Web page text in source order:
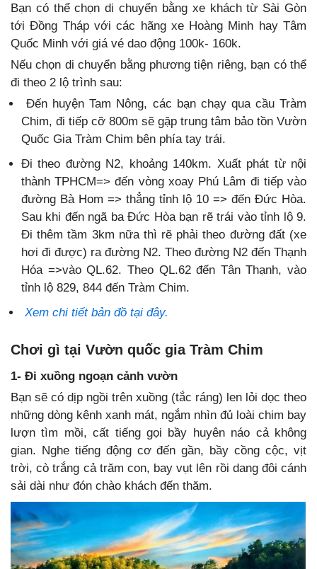
Bạn có thể chọn di chuyển bằng xe khách từ Sài Gòn
tới Đồng Tháp với các hãng xe Hoàng Minh hay Tâm
Quốc Minh với giá vé dao động 100k- 160k.
Nếu chọn di chuyển bằng phương tiện riêng, bạn có thể
đi theo 2 lộ trình sau:
Đến huyện Tam Nông, các bạn chạy qua cầu Tràm
Chim, đi tiếp cỡ 800m sẽ gặp trung tâm bảo tồn Vườn
Quốc Gia Tràm Chim bên phía tay trái.
Đi theo đường N2, khoảng 140km. Xuất phát từ nội
thành TPHCM=> đến vòng xoay Phú Lâm đi tiếp vào
đường Bà Hom => thẳng tỉnh lộ 10 => đến Đức Hòa.
Sau khi đến ngã ba Đức Hòa bạn rẽ trái vào tỉnh lộ 9.
Đi thêm tầm 3km nữa thì rẽ phải theo đường đất (xe
hơi đi được) ra đường N2. Theo đường N2 đến Thạnh
Hóa =>vào QL.62. Theo QL.62 đến Tân Thạnh, vào
tỉnh lộ 829, 844 đến Tràm Chim.
Xem chi tiết bản đồ tại đây.
Chơi gì tại Vườn quốc gia Tràm Chim
1- Đi xuồng ngoạn cảnh vườn
Bạn sẽ có dịp ngồi trên xuồng (tắc ráng) len lỏi dọc theo
những dòng kênh xanh mát, ngắm nhìn đủ loài chim bay
lượn tìm mồi, cất tiếng gọi bầy huyên náo cả không
gian. Nghe tiếng động cơ đến gần, bầy cồng cộc, vịt
trời, cò trắng cả trăm con, bay vụt lên rồi dang đôi cánh
sải dài như đón chào khách đến thăm.